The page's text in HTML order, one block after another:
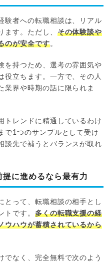
験者への転職相談は、リアル
ます。ただし、 その体験談や
のが安全です。
を持つため、選考の雰囲気や
役立ちます。一方で、その人
業界や時期の話に限られま
トレンドに精通しているわけ
で1つのサンプルとして受け
談先で補うとバランスが取れ
に進めるなら最有力
とって、転職相談の相手とし
トです。 多くの転職支援の経
ウハウが蓄積されているから
でなく、完全無料で次のよう